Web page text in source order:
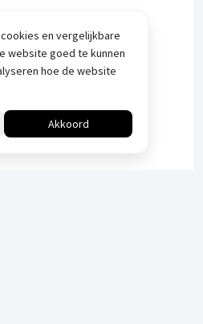
en vergelijkbare
website goed te kunnen
hoe de website